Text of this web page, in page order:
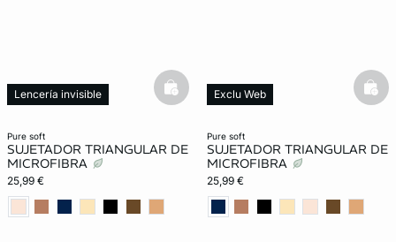
pure soft
SUJETADOR TRIANGULAR DE
MICROFIBRA
25,99 €
Lencería invisible
basketfull
pure soft
SUJETADOR TRIANGULAR DE
MICROFIBRA
25,99 €
Exclu Web
New in